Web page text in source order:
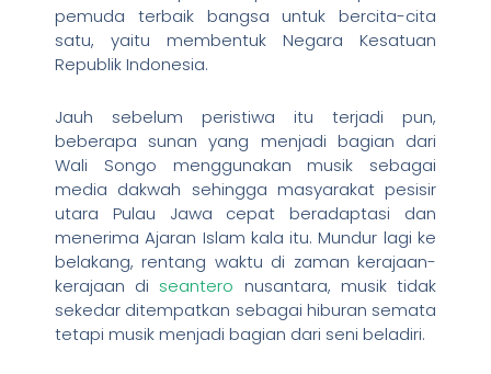
pemuda terbaik bangsa untuk bercita-cita
satu, yaitu membentuk Negara Kesatuan
Republik Indonesia.
Jauh sebelum peristiwa itu terjadi pun,
beberapa sunan yang menjadi bagian dari
Wali Songo menggunakan musik sebagai
media dakwah sehingga masyarakat pesisir
utara Pulau Jawa cepat beradaptasi dan
menerima Ajaran Islam kala itu. Mundur lagi ke
belakang, rentang waktu di zaman kerajaan-
kerajaan di seantero nusantara, musik tidak
sekedar ditempatkan sebagai hiburan semata
tetapi musik menjadi bagian dari seni beladiri.